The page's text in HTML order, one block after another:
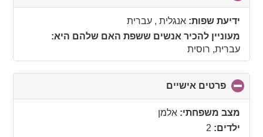
to
collapse
ידיעת שפות: אנגלית , עברית
מעוניין להכיר אנשים ששפת האם שלהם היא:
עברית, רוסית
פרטים אישיים
to
collapse
contents
מצב משפחתי: אלמן
ילדים: 2